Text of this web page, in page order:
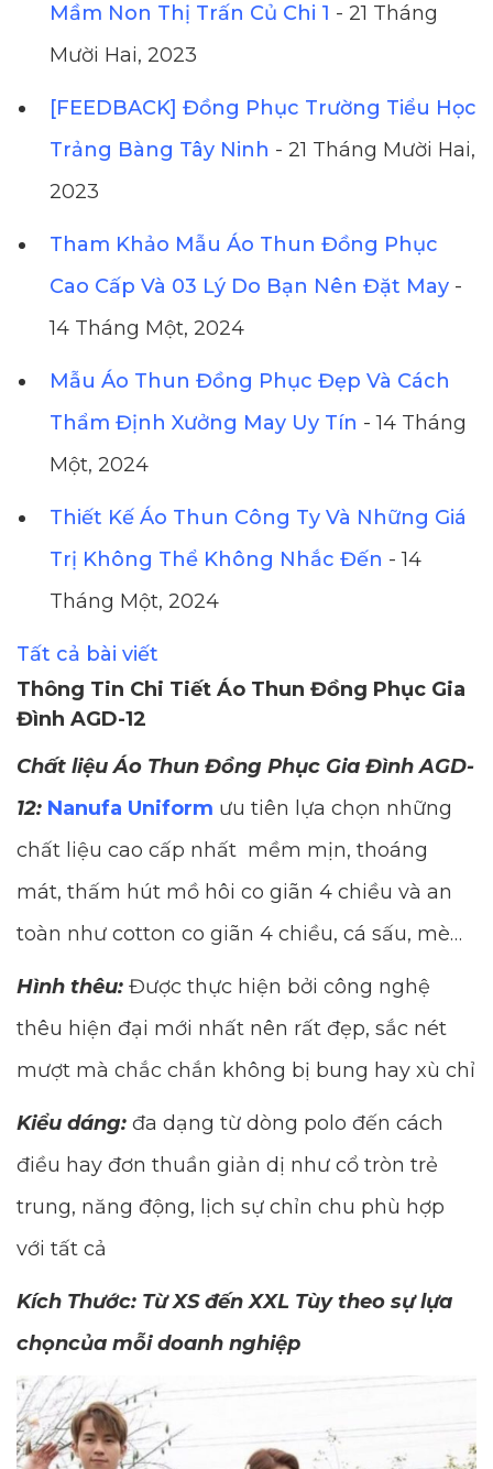
Mầm Non Thị Trấn Củ Chi 1 - 21 Tháng
Mười Hai, 2023
[FEEDBACK] Đồng Phục Trường Tiểu Học
Trảng Bàng Tây Ninh - 21 Tháng Mười Hai,
2023
Tham Khảo Mẫu Áo Thun Đồng Phục
Cao Cấp Và 03 Lý Do Bạn Nên Đặt May -
14 Tháng Một, 2024
Mẫu Áo Thun Đồng Phục Đẹp Và Cách
Thẩm Định Xưởng May Uy Tín - 14 Tháng
Một, 2024
Thiết Kế Áo Thun Công Ty Và Những Giá
Trị Không Thể Không Nhắc Đến - 14
Tháng Một, 2024
Tất cả bài viết
Thông Tin Chi Tiết Áo Thun Đồng Phục Gia
Đình AGD-12
Chất liệu Áo Thun Đồng Phục Gia Đình AGD-
12: Nanufa Uniform ưu tiên lựa chọn những
chất liệu cao cấp nhất mềm mịn, thoáng
mát, thấm hút mồ hôi co giãn 4 chiều và an
toàn như cotton co giãn 4 chiều, cá sấu, mè…
Hình thêu: Được thực hiện bởi công nghệ
thêu hiện đại mới nhất nên rất đẹp, sắc nét
mượt mà chắc chắn không bị bung hay xù chỉ
Kiểu dáng: đa dạng từ dòng polo đến cách
điều hay đơn thuần giản dị như cổ tròn trẻ
trung, năng động, lịch sự chỉn chu phù hợp
với tất cả
Kích Thước: Từ XS đến XXL Tùy theo sự lựa
chọncủa mỗi doanh nghiệp